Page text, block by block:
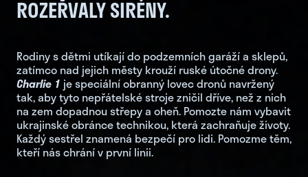
ROZEŘVALY SIRÉNY.
Rodiny s dětmi utíkají do podzemních garáží a sklepů,
zatímco nad jejich městy krouží ruské útočné drony.
Charlie 1 je speciální obranný lovec dronů navržený
tak, aby tyto nepřátelské stroje zničil dříve, než z nich
na zem dopadnou střepy a oheň. Pomozte nám vybavit
ukrajinské obránce technikou, která zachraňuje životy.
Každý sestřel znamená bezpečí pro lidi. Pomozme těm,
kteří nás chrání v první linii.